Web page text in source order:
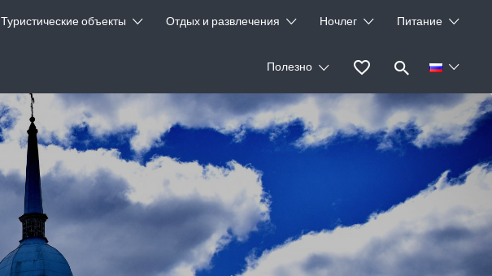
Туристические объекты Отдых и развлечения Ночлег Питание
Полезно